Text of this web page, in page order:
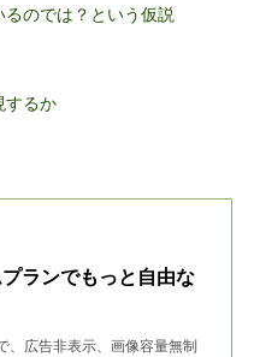
のでは？という仮説
するか
ランでもっと自由な
、広告非表示、画像容量無制